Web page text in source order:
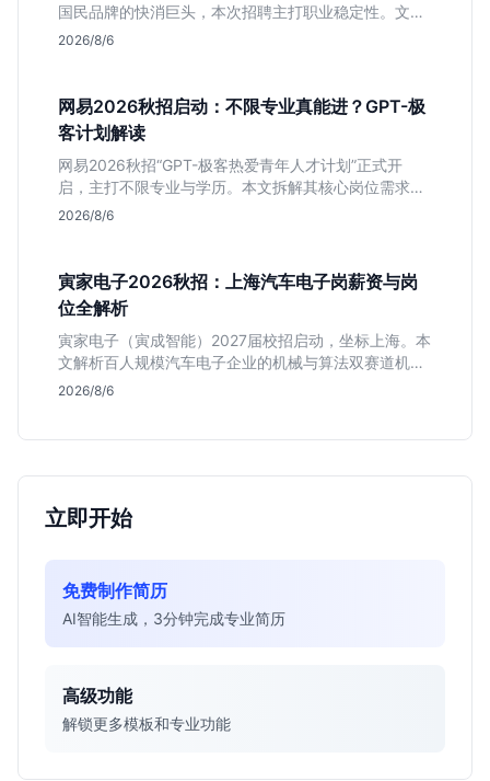
国民品牌的快消巨头，本次招聘主打职业稳定性。文章
深度解析管培生项目，明确文商科主攻品牌营销、理工
2026/8/6
网易2026秋招启动：不限专业真能进？GPT-极
客计划解读
网易2026秋招“GPT-极客热爱青年人才计划”正式开
启，主打不限专业与学历。本文拆解其核心岗位需求
（技术研发、游戏策划、算法），分析非科班同学的投
2026/8/6
寅家电子2026秋招：上海汽车电子岗薪资与岗
位全解析
寅家电子（寅成智能）2027届校招启动，坐标上海。本
文解析百人规模汽车电子企业的机械与算法双赛道机
会，分析薪资面议背后的含金量及应届生成长路径，助
2026/8/6
立即开始
免费制作简历
AI智能生成，3分钟完成专业简历
高级功能
解锁更多模板和专业功能